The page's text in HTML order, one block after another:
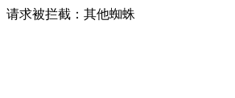
请求被拦截：其他蜘蛛